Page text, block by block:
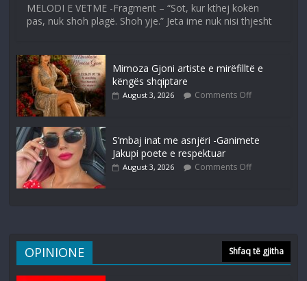
MELODI E VETME -Fragment – “Sot, kur kthej kokën
pas, nuk shoh plagë. Shoh yje.” Jeta ime nuk nisi thjesht
Mimoza Gjoni artiste e mirëfilltë e
këngës shqiptare
August 3, 2026 Comments Off
S’mbaj inat me asnjëri -Ganimete
Jakupi poete e respektuar
August 3, 2026 Comments Off
OPINIONE Shfaq të gjitha